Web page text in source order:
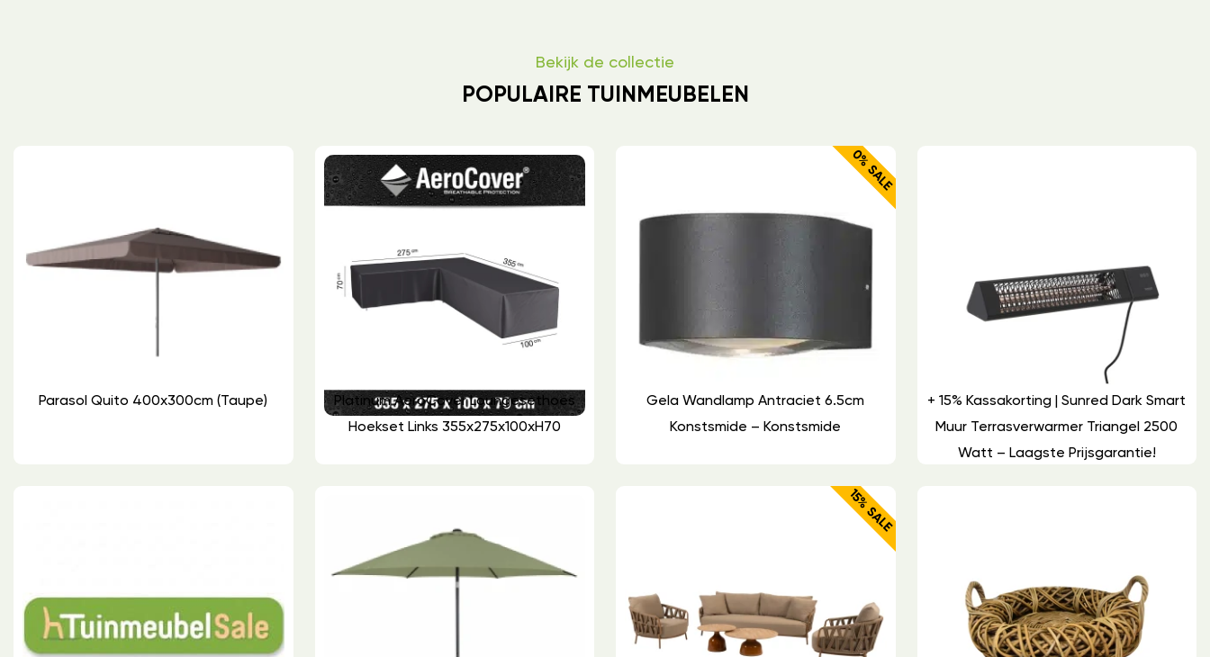
Bekijk de collectie
POPULAIRE TUINMEUBELEN
Parasol Quito 400x300cm (Taupe)
Platinum AeroCover Loungesethoes
Hoekset Links 355x275x100xH70
0% SALE
Gela Wandlamp Antraciet 6.5cm
Konstsmide – Konstsmide
+ 15% Kassakorting | Sunred Dark Smart
Muur Terrasverwarmer Triangel 2500
Watt – Laagste Prijsgarantie!
15% SALE